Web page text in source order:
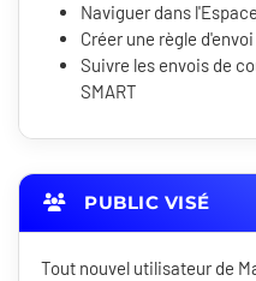
Naviguer dans
Créer une règle
Suivre les envois de
SMART
PUBLIC VISÉ
Tout nouvel utilisateur de